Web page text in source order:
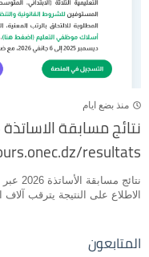
منذ بضع ايام
resultats
الاطلاع على النتيجة يترقب
المتابعون